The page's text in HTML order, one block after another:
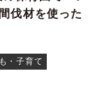
伐材を使った
・子育て